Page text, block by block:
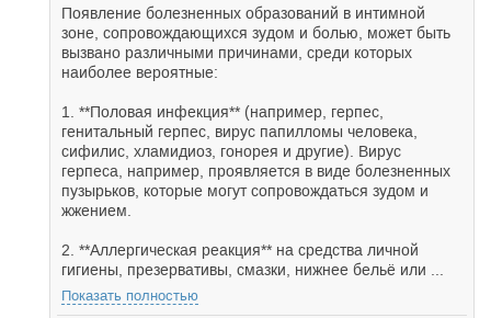
Появление болезненных образований в интимной
зоне, сопровождающихся зудом и болью, может быть
вызвано различными причинами, среди которых
наиболее вероятные:
1. **Половая инфекция** (например, герпес,
генитальный герпес, вирус папилломы человека,
сифилис, хламидиоз, гонорея и другие). Вирус
герпеса, например, проявляется в виде болезненных
пузырьков, которые могут сопровождаться зудом и
жжением.
2. **Аллергическая реакция** на средства личной
гигиены, презервативы, смазки, нижнее бельё или ...
Показать полностью